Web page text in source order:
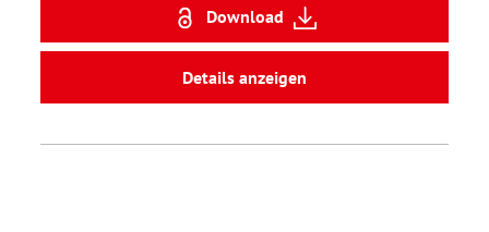
Download
Details anzeigen